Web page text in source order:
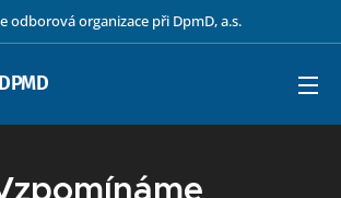
odborová organizace při DpmD, a.s.